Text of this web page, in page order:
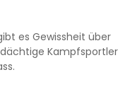
es Gewissheit über
Kampfsportler